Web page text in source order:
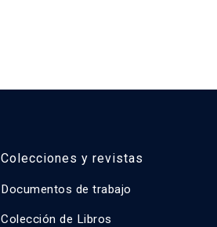
Colecciones y revistas
Documentos de trabajo
Colección de Libros